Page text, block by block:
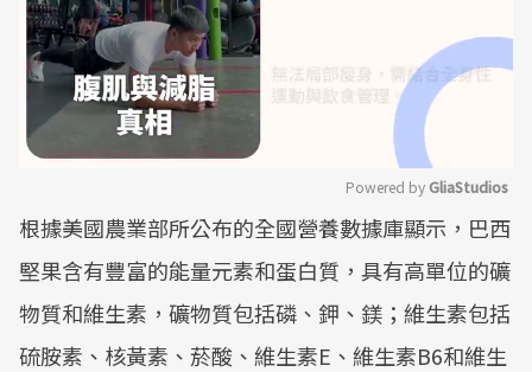
Mute
Powered by GliaStudios
根據美國農業部所公布的全國營養數據庫顯示，巴西
堅果含有豐富的能量元素和蛋白質，具有高單位的礦
物質和維生素，礦物質包括磷、鉀、鎂；維生素包括
硫胺素、核黃素、菸酸、維生素E、維生素B6和維生